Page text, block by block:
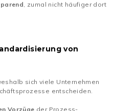
, zumal nicht häufiger dort
von
sich viele Unternehmen
entscheiden.
Vorzüge der Prozess-